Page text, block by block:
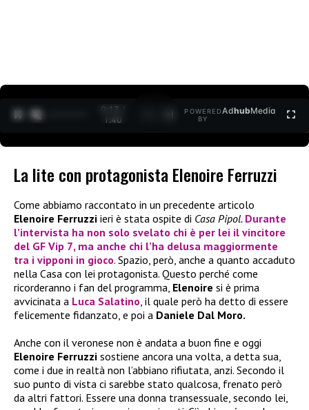
0:15 /
1:40
POWERED
BY
AdhubMedia
La lite con protagonista Elenoire Ferruzzi
Come abbiamo raccontato in un precedente articolo
Elenoire Ferruzzi ieri è stata ospite di Casa Pipol. Durante
l’intervista ha non solo svelato chi è per lei il vincitore
del GF Vip 7, ma anche chi l’ha delusa maggiormente
tra i vipponi in gioco. Spazio, però, anche a quanto accaduto
nella Casa con lei protagonista. Questo perché come
ricorderanno i fan del programma, Elenoire si è prima
avvicinata a Luca Salatino, il quale però ha detto di essere
felicemente fidanzato, e poi a Daniele Dal Moro.
Anche con il veronese non è andata a buon fine e oggi
Elenoire Ferruzzi sostiene ancora una volta, a detta sua,
come i due in realtà non l’abbiano rifiutata, anzi. Secondo il
suo punto di vista ci sarebbe stato qualcosa, frenato però
da altri fattori. Essere una donna transessuale, secondo lei,